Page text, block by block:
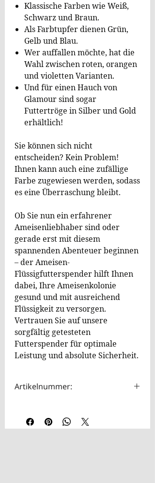
Klassische Farben wie Weiß,
Schwarz und Braun.
Als Farbtupfer dienen Grün,
Gelb und Blau.
Wer auffallen möchte, hat die
Wahl zwischen roten, orangen
und violetten Varianten.
Und für einen Hauch von
Glamour sind sogar
Futtertröge in Silber und Gold
erhältlich!
Sie können sich nicht
entscheiden? Kein Problem!
Ihnen kann auch eine zufällige
Farbe zugewiesen werden, sodass
es eine Überraschung bleibt.
Ob Sie nun ein erfahrener
Ameisenliebhaber sind oder
gerade erst mit diesem
spannenden Abenteuer beginnen
– der Ameisen-
Flüssigfutterspender hilft Ihnen
dabei, Ihre Ameisenkolonie
gesund und mit ausreichend
Flüssigkeit zu versorgen.
Vertrauen Sie auf unsere
sorgfältig getesteten
Futterspender für optimale
Leistung und absolute Sicherheit.
Artikelnummer: